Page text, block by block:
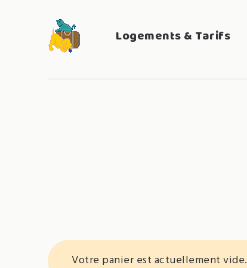
LA COLO-NICHE
for:
Logements & Tarifs
Votre panier est actuellement vide.